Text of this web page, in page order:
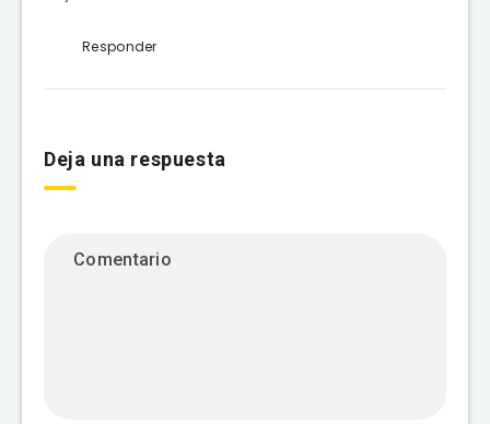
Responder
Deja una respuesta